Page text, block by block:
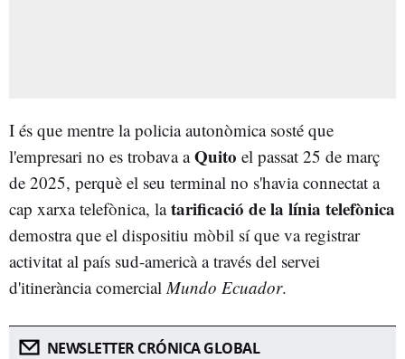
I és que mentre la policia autonòmica sosté que
l'empresari no es trobava aQuito el passat 25 de març
de 2025, perquè el seu terminal no s'havia connectat a
cap xarxa telefònica, latarificació de la línia telefònica
demostra que el dispositiu mòbil sí que va registrar
activitat al país sud-americà a través del servei
d'itinerància comercial Mundo Ecuador.
NEWSLETTER CRÓNICA GLOBAL